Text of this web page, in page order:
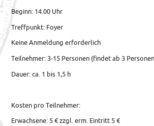
Beginn: 14.00 Uhr
Treffpunkt: Foyer
Keine Anmeldung erforderlich
Teilnehmer: 3-15 Personen (findet ab 3
Dauer: ca. 1 bis 1,5 h
Kosten pro Teilnehmer:
Erwachsene: 5 € zzgl. erm. Eintritt 5 €